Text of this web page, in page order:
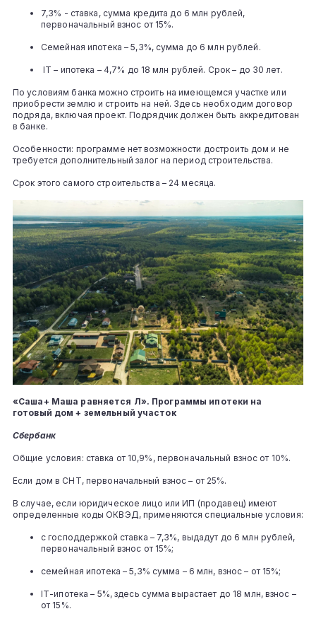
7,3% - ставка, сумма кредита до 6 млн рублей,
первоначальный взнос от 15%.
Семейная ипотека – 5,3%, сумма до 6 млн рублей.
IТ – ипотека – 4,7% до 18 млн рублей. Срок – до 30 лет.
По условиям банка можно строить на имеющемся участке или
приобрести землю и строить на ней. Здесь необходим договор
подряда, включая проект. Подрядчик должен быть аккредитован
в банке.
Особенности: программе нет возможности достроить дом и не
требуется дополнительный залог на период строительства.
Срок этого самого строительства – 24 месяца.
«Саша+ Маша равняется Л». Программы ипотеки на
готовый дом + земельный участок
Сбербанк
Общие условия: ставка от 10,9%, первоначальный взнос от 10%.
Если дом в СНТ, первоначальный взнос – от 25%.
В случае, если юридическое лицо или ИП (продавец) имеют
определенные коды ОКВЭД, применяются специальные условия:
с господдержкой ставка – 7,3%, выдадут до 6 млн рублей,
первоначальный взнос от 15%;
семейная ипотека – 5,3% сумма – 6 млн, взнос – от 15%;
IТ-ипотека – 5%, здесь сумма вырастает до 18 млн, взнос –
от 15%.